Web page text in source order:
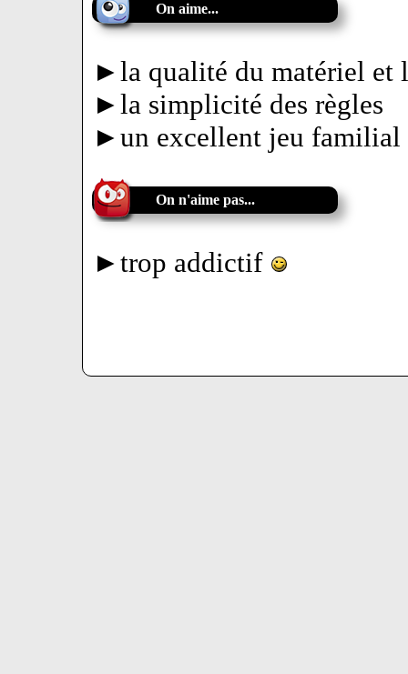
On aime...
►la qualité du matériel et
►la simplicité des règles
►un excellent jeu familial
On n'aime pas...
►trop addictif